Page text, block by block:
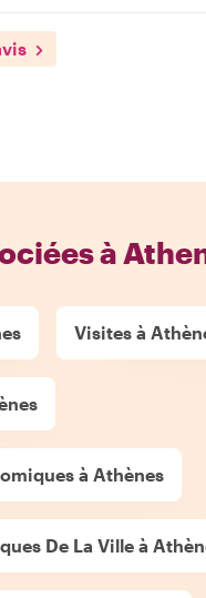
à
Visites à
à Athènes
De La Ville à